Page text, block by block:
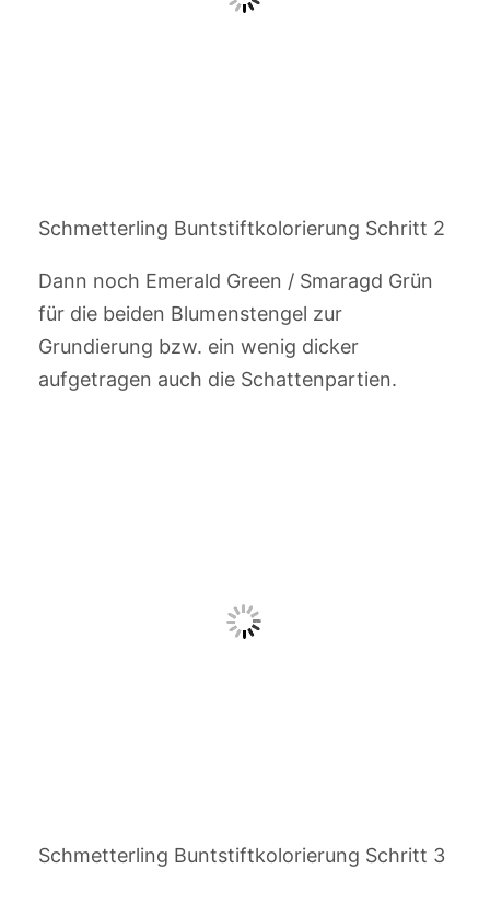
Schmetterling Buntstiftkolorierung Schritt 2
Dann noch Emerald Green / Smaragd Grün
für die beiden Blumenstengel zur
Grundierung bzw. ein wenig dicker
aufgetragen auch die Schattenpartien.
Schmetterling Buntstiftkolorierung Schritt 3